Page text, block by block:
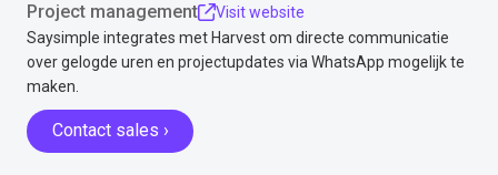
Project management
Visit website
Saysimple integrates met Harvest om directe communicatie
over gelogde uren en projectupdates via WhatsApp mogelijk te
maken.
Contact sales ›